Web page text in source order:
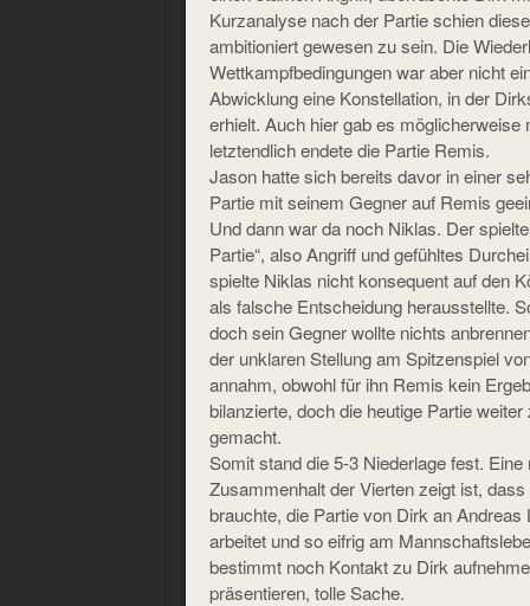
Kurzanalyse nach der Partie schien
ambitioniert gewesen zu sein. Die
Wettkampfbedingungen war aber nicht
Abwicklung eine Konstellation, in der
erhielt. Auch hier gab es
letztendlich endete die Partie Remis.
Jason hatte sich bereits davor in einer
Partie mit seinem Gegner auf Remis
Und dann war da noch Niklas. Der
Partie“, also Angriff und gefühltes
spielte Niklas nicht konsequent auf den
als falsche Entscheidung herausstellte.
doch sein Gegner wollte nichts
der unklaren Stellung am Spitzenspiel
annahm, obwohl für ihn Remis kein
bilanzierte, doch die heutige Partie
gemacht.
Somit stand die 5-3 Niederlage fest.
Zusammenhalt der Vierten zeigt ist,
brauchte, die Partie von Dirk an
arbeitet und so eifrig am
bestimmt noch Kontakt zu Dirk
präsentieren, tolle Sache.